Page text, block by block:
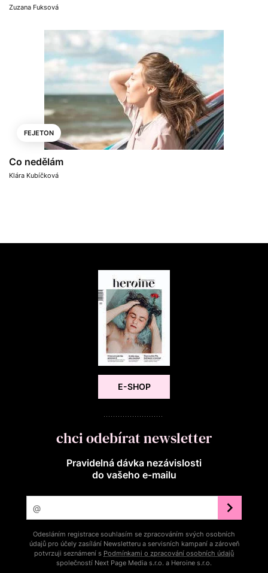
Zuzana Fuksová
FEJETON
Co nedělám
Klára Kubíčková
E-SHOP
chci odebírat newsletter
Pravidelná dávka nezávislosti
do vašeho e‑mailu
Odesláním registrace souhlasím se zpracováním svých osobních
údajů pro účely zasílání Newsletteru a servisních kampaní a zároveň
potvrzuji seznámení s Podmínkami o zpracování osobních údajů
společností Next Page Media s.r.o. a Heroine s.r.o.